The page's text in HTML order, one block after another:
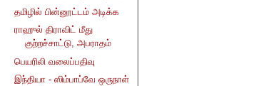
தமிழில் பின்னூட்டம் அடிக்க
ராஹுல் திராவிட் மீது
குற்றச்சாட்டு, அபராதம்
பெயரிலி வலைப்பதிவு
இந்தியா - ஸிம்பாப்வே ஒருநாள்